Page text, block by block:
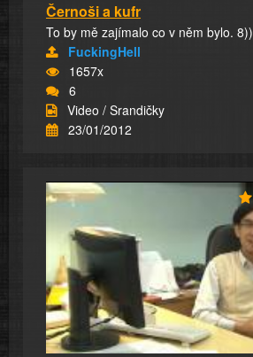
Černoši a kufr
To by mě zajímalo co v něm bylo. 8))
FuckingHell
1657x
6
Video / Srandičky
23/01/2012